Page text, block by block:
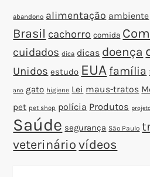
abandono alimentação ambiente
Brasil cachorro comida
cuidados dica dicas doença
Unidos estudo EUA família
ano gato higiene Lei maus-tratos
pet pet shop polícia Produtos
Saúde segurança São Paulo
veterinário vídeos